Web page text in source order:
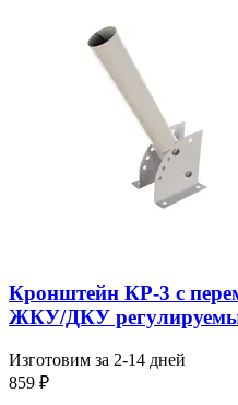
Кронштейн КР-3 с
ЖКУ/ДКУ
Изготовим за 2-14 дней
859 ₽